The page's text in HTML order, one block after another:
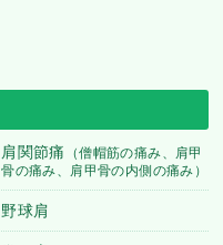
肩関節痛
（僧帽筋の痛み、肩甲
骨の痛み、肩甲骨の内側の痛み）
野球肩